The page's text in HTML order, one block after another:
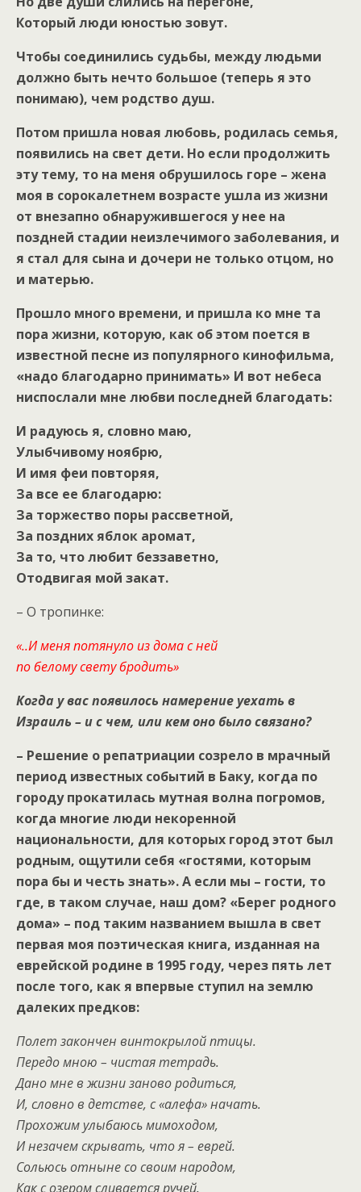
Который люди юностью зовут.
Чтобы соединились судьбы, между людьми
должно быть нечто большое (теперь я это
понимаю), чем родство душ.
Потом пришла новая любовь, родилась семья,
появились на свет дети. Но если продолжить
эту тему, то на меня обрушилось горе – жена
моя в сорокалетнем возрасте ушла из жизни
от внезапно обнаружившегося у нее на
поздней стадии неизлечимого заболевания, и
я стал для сына и дочери не только отцом, но
и матерью.
Прошло много времени, и пришла ко мне та
пора жизни, которую, как об этом поется в
известной песне из популярного кинофильма,
«надо благодарно принимать» И вот небеса
ниспослали мне любви последней благодать:
И радуюсь я, словно маю,
Улыбчивому ноябрю,
И имя феи повторяя,
За все ее благодарю:
За торжество поры рассветной,
За поздних яблок аромат,
За то, что любит беззаветно,
Отодвигая мой закат.
– О тропинке:
«..И меня потянуло из дома с ней
по белому свету бродить»
Когда у вас появилось намерение уехать в
Израиль – и с чем, или кем оно было связано?
– Решение о репатриации созрело в мрачный
период известных событий в Баку, когда по
городу прокатилась мутная волна погромов,
когда многие люди некоренной
национальности, для которых город этот был
родным, ощутили себя «гостями, которым
пора бы и честь знать». А если мы – гости, то
где, в таком случае, наш дом? «Берег родного
дома» – под таким названием вышла в свет
первая моя поэтическая книга, изданная на
еврейской родине в 1995 году, через пять лет
после того, как я впервые ступил на землю
далеких предков:
Полет закончен винтокрылой птицы.
Передо мною – чистая тетрадь.
Дано мне в жизни заново родиться,
И, словно в детстве, с «алефа» начать.
Прохожим улыбаюсь мимоходом,
И незачем скрывать, что я – еврей.
Сольюсь отныне со своим народом,
Как с озером сливается ручей.